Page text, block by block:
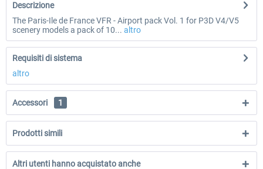
Descrizione
The Paris-Ile de France VFR - Airport pack Vol. 1 for P3D V4/V5
scenery models a pack of 10... altro
Requisiti di sistema
altro
Accessori 1
Prodotti simili
Altri utenti hanno acquistato anche